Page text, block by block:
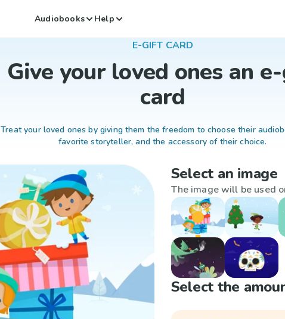
Audiobooks Help
E-GIFT CARD
Give your loved ones an
card
Treat your loved ones by giving them the freedom to choose their
favorite storyteller, and the accessory of their choice.
Select an image
The image will be used
Select the